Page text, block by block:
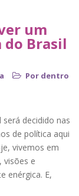
um
Brasil
Por dentro
decidido nas
de política aqui
vivemos em
visões e
enérgica. E,